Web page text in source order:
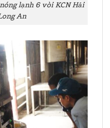
lạnh 6 vòi KCN Hải
An